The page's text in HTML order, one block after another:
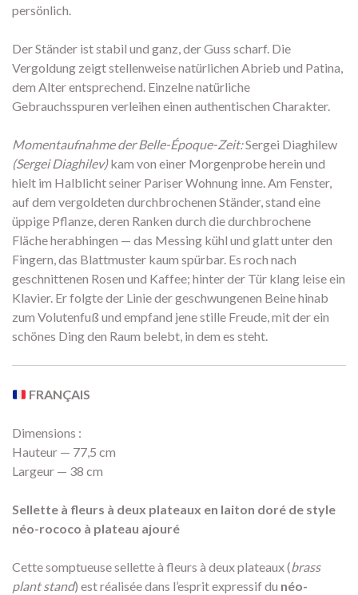
persönlich.
Der Ständer ist stabil und ganz, der Guss scharf. Die
Vergoldung zeigt stellenweise natürlichen Abrieb und Patina,
dem Alter entsprechend. Einzelne natürliche
Gebrauchsspuren verleihen einen authentischen Charakter.
Momentaufnahme der Belle-Époque-Zeit:Sergei Diaghilew
(Sergei Diaghilev)kam von einer Morgenprobe herein und
hielt im Halblicht seiner Pariser Wohnung inne. Am Fenster,
auf dem vergoldeten durchbrochenen Ständer, stand eine
üppige Pflanze, deren Ranken durch die durchbrochene
Fläche herabhingen — das Messing kühl und glatt unter den
Fingern, das Blattmuster kaum spürbar. Es roch nach
geschnittenen Rosen und Kaffee; hinter der Tür klang leise ein
Klavier. Er folgte der Linie der geschwungenen Beine hinab
zum Volutenfuß und empfand jene stille Freude, mit der ein
schönes Ding den Raum belebt, in dem es steht.
FRANÇAIS
Dimensions :
Hauteur — 77,5 cm
Largeur — 38 cm
Sellette à fleurs à deux plateaux en laiton doré de style
néo-rococo à plateau ajouré
Cette somptueuse sellette à fleurs à deux plateaux (brass
plant stand) est réalisée dans l’esprit expressif du néo-